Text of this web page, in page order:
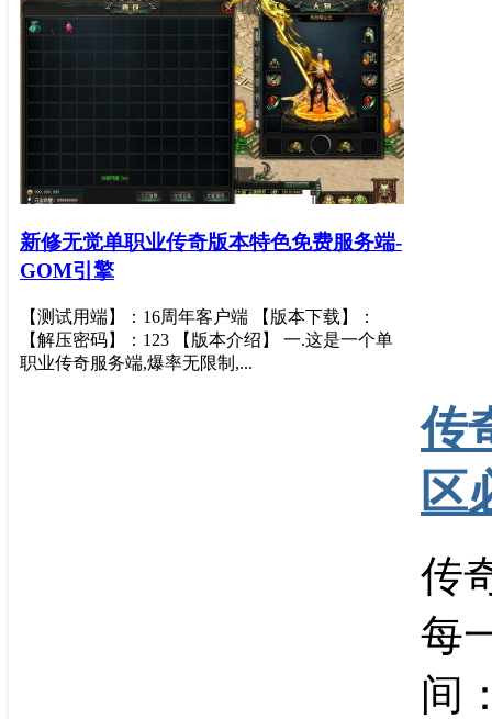
新修无觉单职业传奇版本特色免费服务端-
GOM引擎
【测试用端】：16周年客户端 【版本下载】：
【解压密码】：123 【版本介绍】 一.这是一个单
职业传奇服务端,爆率无限制,...
传
区
传
每
间